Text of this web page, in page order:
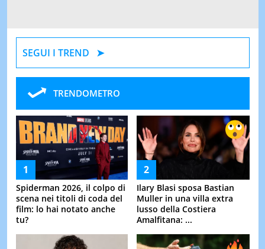
SEGUI I TREND
TRENDOMETRO
Spiderman 2026, il colpo di
scena nei titoli di coda del
film: lo hai notato anche
tu?
Ilary Blasi sposa Bastian
Muller in una villa extra
lusso della Costiera
Amalfitana: ...